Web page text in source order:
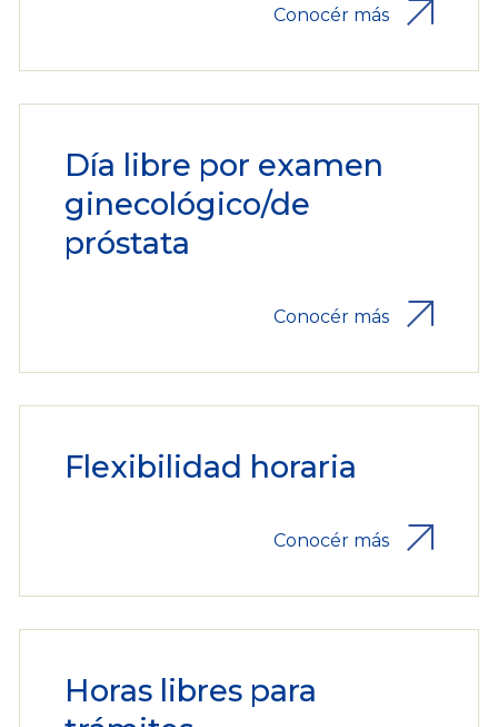
Conocér más
Día libre por examen
ginecológico/de
próstata
Conocér más
Flexibilidad horaria
Conocér más
Horas libres para